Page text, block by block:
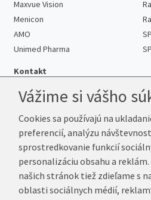
Maxvue Vision
Menicon
AMO
Unimed Pharma
Kontakt
Telefón:+421 222 205 863
E-mail:info@kup-sosovky.sk
Reklamačná adresa
Andrea Votavová
Revoluční 1017
Vážime si vášho
Cookies sa používajú na
preferencií, analýzu
sprostredkovanie funkcií
personalizáciu obsahu a
našich stránok tiež zdieľame s
oblasti sociálnych médií,